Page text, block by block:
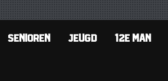
SENIOREN JEUGD 12E MAN